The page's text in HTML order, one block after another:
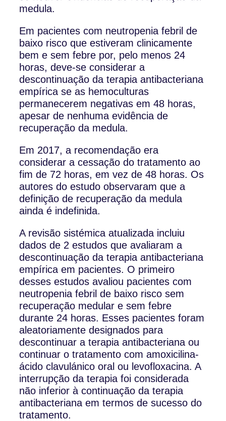
medula.
Em pacientes com neutropenia febril de
baixo risco que estiveram clinicamente
bem e sem febre por, pelo menos 24
horas, deve-se considerar a
descontinuação da terapia antibacteriana
empírica se as hemoculturas
permanecerem negativas em 48 horas,
apesar de nenhuma evidência de
recuperação da medula.
Em 2017, a recomendação era
considerar a cessação do tratamento ao
fim de 72 horas, em vez de 48 horas. Os
autores do estudo observaram que a
definição de recuperação da medula
ainda é indefinida.
A revisão sistémica atualizada incluiu
dados de 2 estudos que avaliaram a
descontinuação da terapia antibacteriana
empírica em pacientes. O primeiro
desses estudos avaliou pacientes com
neutropenia febril de baixo risco sem
recuperação medular e sem febre
durante 24 horas. Esses pacientes foram
aleatoriamente designados para
descontinuar a terapia antibacteriana ou
continuar o tratamento com amoxicilina-
ácido clavulánico oral ou levofloxacina. A
interrupção da terapia foi considerada
não inferior à continuação da terapia
antibacteriana em termos de sucesso do
tratamento.